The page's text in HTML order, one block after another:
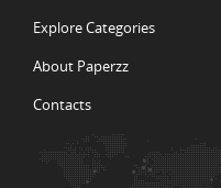
Explore Categories
About Paperzz
Contacts